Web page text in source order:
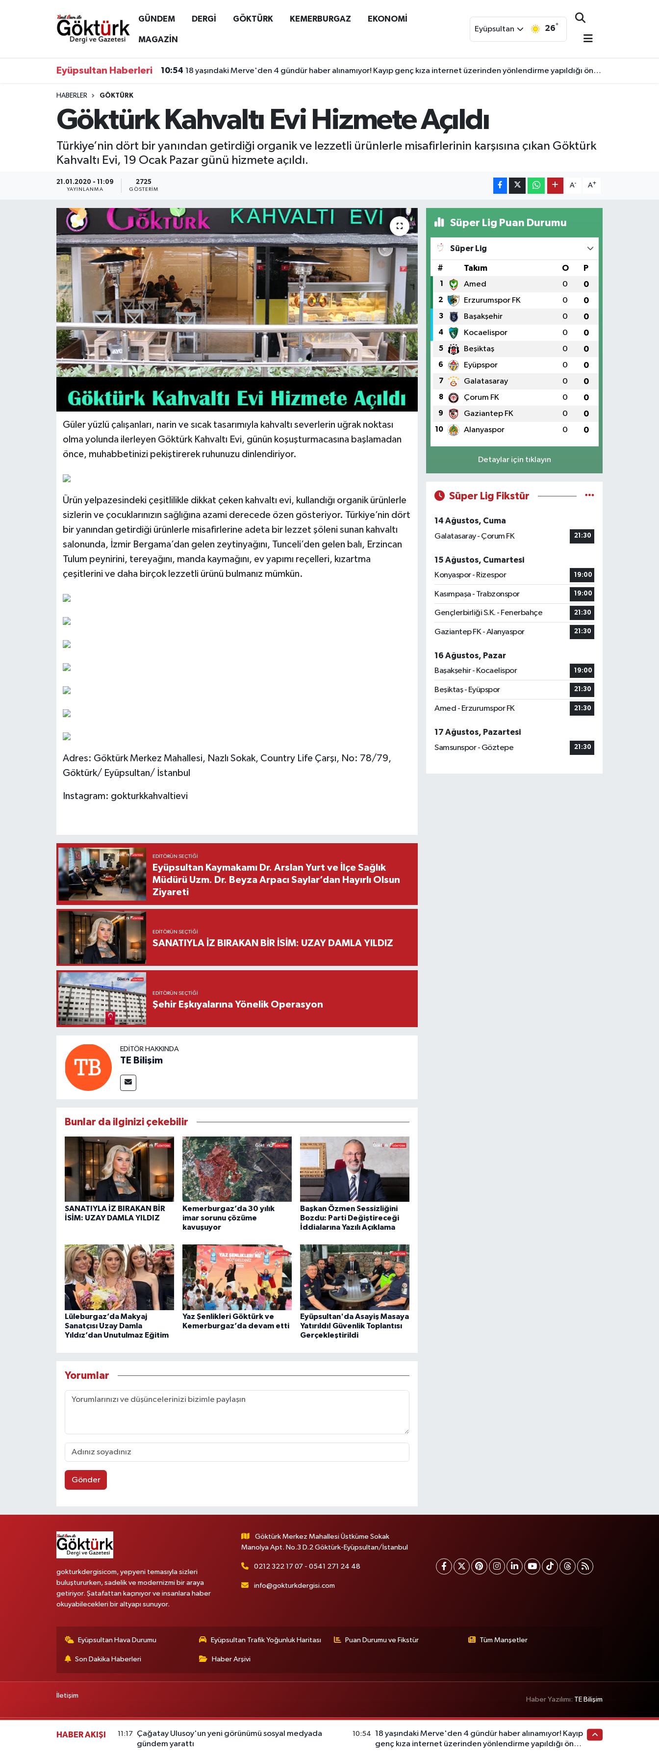
GÜNDEM DERGİ GÖKTÜRK KEMERBURGAZ EKONOMİ
MAGAZİN
Eyüpsultan 26°
Eyüpsultan Haberleri 10:54 18 yaşındaki Merve'den 4 gündür haber alınamıyor! Kayıp genç kıza internet üzerinden yönlendirme yapıldığı öne sürüldü.
HABERLER GÖKTÜRK
Göktürk Kahvaltı Evi Hizmete Açıldı
Türkiye’nin dört bir yanından getirdiği organik ve lezzetli ürünlerle misafirlerinin karşısına çıkan Göktürk
Kahvaltı Evi, 19 Ocak Pazar günü hizmete açıldı.
21.01.2020 - 11:09
YAYINLANMA
2725
GÖSTERIM
A- A+
Güler yüzlü çalışanları, narin ve sıcak tasarımıyla kahvaltı severlerin uğrak noktası
olma yolunda ilerleyen Göktürk Kahvaltı Evi, günün koşuşturmacasına başlamadan
önce, muhabbetinizi pekiştirerek ruhunuzu dinlendiriyor.
Ürün yelpazesindeki çeşitlilikle dikkat çeken kahvaltı evi, kullandığı organik ürünlerle
sizlerin ve çocuklarınızın sağlığına azami derecede özen gösteriyor. Türkiye’nin dört
bir yanından getirdiği ürünlerle misafirlerine adeta bir lezzet şöleni sunan kahvaltı
salonunda, İzmir Bergama’dan gelen zeytinyağını, Tunceli’den gelen balı, Erzincan
Tulum peynirini, tereyağını, manda kaymağını, ev yapımı reçelleri, kızartma
çeşitlerini ve daha birçok lezzetli ürünü bulmanız mümkün.
Adres: Göktürk Merkez Mahallesi, Nazlı Sokak, Country Life Çarşı, No: 78/79,
Göktürk/ Eyüpsultan/ İstanbul
Instagram: gokturkkahvaltievi
EDITÖRÜN SEÇTIĞI
Eyüpsultan Kaymakamı Dr. Arslan Yurt ve İlçe Sağlık
Müdürü Uzm. Dr. Beyza Arpacı Saylar’dan Hayırlı Olsun
Ziyareti
EDITÖRÜN SEÇTIĞI
SANATIYLA İZ BIRAKAN BİR İSİM: UZAY DAMLA YILDIZ
EDITÖRÜN SEÇTIĞI
Şehir Eşkıyalarına Yönelik Operasyon
EDITÖR HAKKINDA
TE Bilişim
Bunlar da ilginizi çekebilir
SANATIYLA İZ BIRAKAN BİR
İSİM: UZAY DAMLA YILDIZ
Kemerburgaz’da 30 yılık
imar sorunu çözüme
kavuşuyor
Başkan Özmen Sessizliğini
Bozdu: Parti Değiştireceği
İddialarına Yazılı Açıklama
Lüleburgaz’da Makyaj
Sanatçısı Uzay Damla
Yıldız’dan Unutulmaz Eğitim
Yaz Şenlikleri Göktürk ve
Kemerburgaz’da devam etti
Eyüpsultan'da Asayiş Masaya
Yatırıldı! Güvenlik Toplantısı
Gerçekleştirildi
Yorumlar
Gönder
Süper Lig Puan Durumu
Süper Lig
# Takım O P
1 Amed 0 0
2 Erzurumspor FK 0 0
3 Başakşehir 0 0
4 Kocaelispor 0 0
5 Beşiktaş 0 0
6 Eyüpspor 0 0
7 Galatasaray 0 0
8 Çorum FK 0 0
9 Gaziantep FK 0 0
10 Alanyaspor 0 0
Detaylar için tıklayın
Süper Lig Fikstür
14 Ağustos, Cuma
Galatasaray - Çorum FK
21:30
15 Ağustos, Cumartesi
Konyaspor - Rizespor
19:00
Kasımpaşa - Trabzonspor 19:00
Gençlerbirliği S.K. - Fenerbahçe 21:30
Gaziantep FK - Alanyaspor 21:30
16 Ağustos, Pazar
Başakşehir - Kocaelispor
19:00
Beşiktaş - Eyüpspor 21:30
Amed - Erzurumspor FK 21:30
17 Ağustos, Pazartesi
Samsunspor - Göztepe
21:30
gokturkdergisicom, yepyeni temasıyla sizleri
buluştururken, sadelik ve modernizmi bir araya
getiriyor. Şatafattan kaçınıyor ve insanlara haber
okuyabilecekleri bir altyapı sunuyor.
Göktürk Merkez Mahallesi Üstküme Sokak
Manolya Apt. No.3 D.2 Göktürk-Eyüpsultan/İstanbul
0212 322 17 07 - 0541 271 24 48
info@gokturkdergisi.com
Eyüpsultan Hava Durumu Eyüpsultan Trafik Yoğunluk Haritası Puan Durumu ve Fikstür Tüm Manşetler
Son Dakika Haberleri Haber Arşivi
İletişim
Haber Yazılımı: TE Bilişim
HABER AKIŞI 11:17
Çağatay Ulusoy'un yeni görünümü sosyal medyada
gündem yarattı
10:54
18 yaşındaki Merve'den 4 gündür haber alınamıyor! Kayıp
genç kıza internet üzerinden yönlendirme yapıldığı öne
Anne Çocuk
EKONOMİ
GÖKTÜRK
KEMERBURGAZ
KÜLTÜR - SANAT
MAGAZİN
ÖZEL HABER
SAĞLIK
TİCARET
Eyüpsultan Hava Durumu
Tüm Manşetler
Haber Arşivi